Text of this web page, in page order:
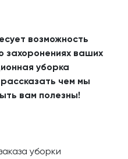
возможность
захоронениях ваших
уборка
чем мы
вам полезны!
уборки